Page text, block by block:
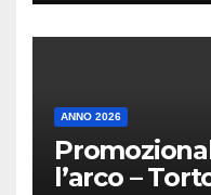
ANNO 2026
l’arco –